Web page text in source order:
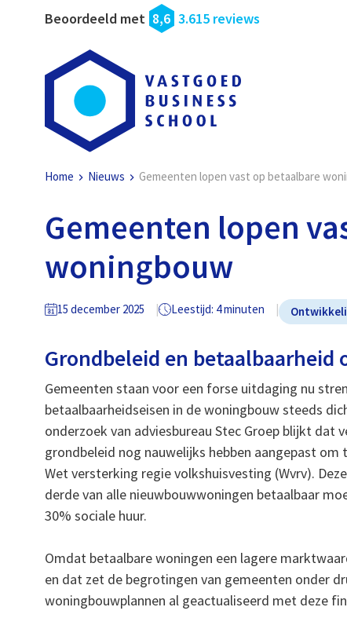
Beoordeeld met 8,6 3.615 reviews
Home Nieuws Gemeenten lopen vast op betaalbare
Gemeenten lopen
woningbouw
15 december 2025 Leestijd: 4 minuten
Grondbeleid en betaalbaarheid
Gemeenten staan voor een forse uitdaging nu
betaalbaarheidseisen in de woningbouw steeds
onderzoek van adviesbureau Stec Groep blijkt dat
grondbeleid nog nauwelijks hebben aangepast om
Wet versterking regie volkshuisvesting (Wvrv).
derde van alle nieuwbouwwoningen betaalbaar
30% sociale huur.
Omdat betaalbare woningen een lagere
en dat zet de begrotingen van gemeenten onder
woningbouwplannen al geactualiseerd met deze